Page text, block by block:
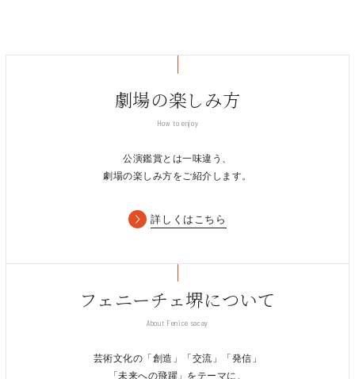
劇場の楽しみ方
How to enjoy
公演鑑賞とは一味違う、
劇場の楽しみ方をご紹介します。
詳しくはこちら
フェニーチェ堺について
About Fenice sacay
芸術文化の「創造」「交流」「発信」
「未来への飛躍」をテーマに、